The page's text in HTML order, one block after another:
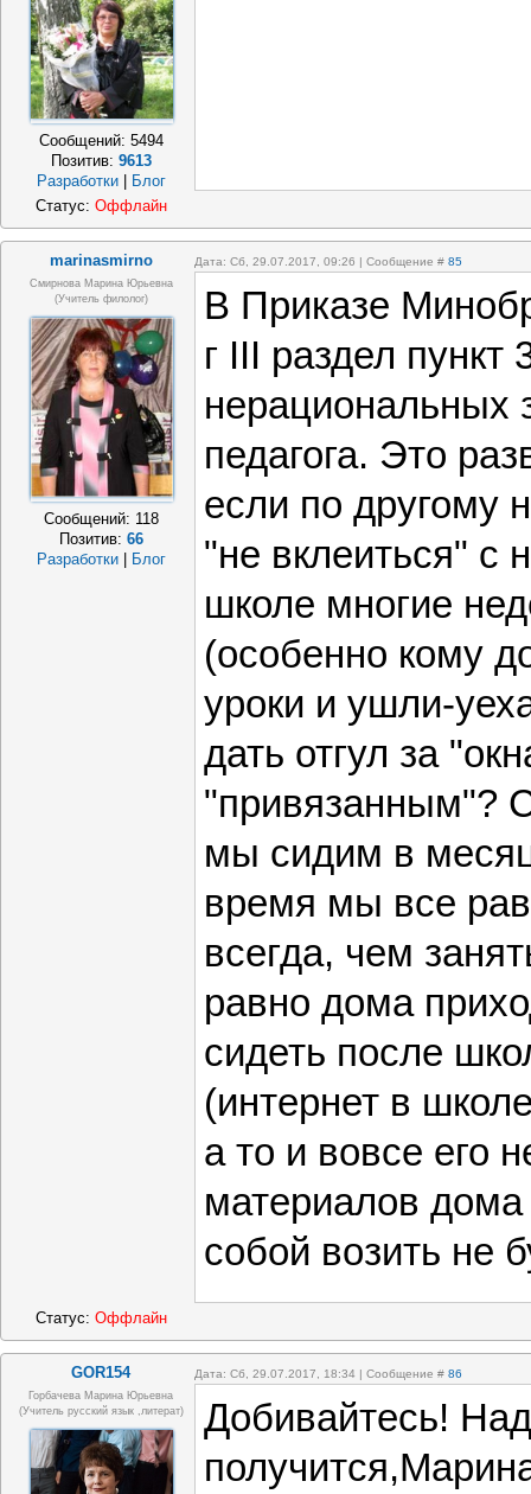
Сообщений: 5494
Позитив: 9613
Разработки
Блог
Статус: Оффлайн
marinasmirno Дата: Сб, 29.07.2017, 09:26 | Сообщение # 85
Смирнова Марина Юрьевна
(учитель филолог)
Сообщений: 118
Позитив: 66
Разработки
Блог
В Приказе
г III раздел пункт
нерациональных
педагога. Это
если по другому
"не вклеиться" с
школе многие
(особенно кому
уроки и ушли-
дать отгул за
"привязанным"?
мы сидим в
время мы все
всегда, чем
равно дома
сидеть после
(интернет в
а то и вовсе его
материалов
собой возить не
Статус: Оффлайн
GOR154 Дата: Сб, 29.07.2017, 18:34 | Сообщение # 86
Горбачева Марина Юрьевна
(учитель русский язык ,литерат)
Добивайтесь!